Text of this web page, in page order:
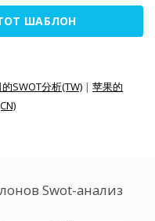
ШАБЛОН
SWOT分析(TW) | 苹果的
Swot-анализ